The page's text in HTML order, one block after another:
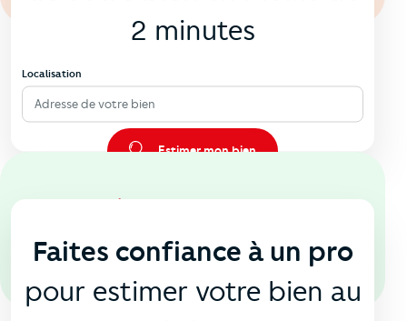
2 minutes
Localisation
Adresse de votre bien
Estimer mon bien
En agence
Faites confiance à un pro
pour estimer votre bien au